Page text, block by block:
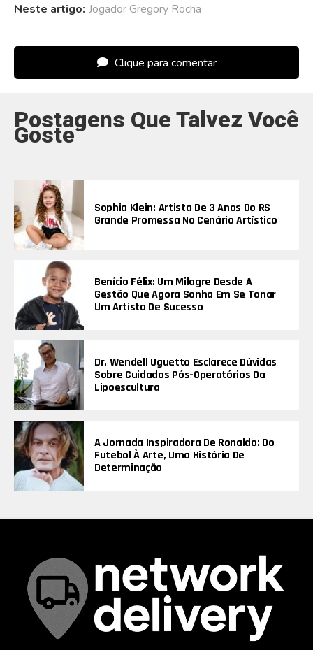
Neste artigo: Jogador Gregory Rocha
Clique para comentar
Postagens Que Talvez Você
Goste
Sophia Klein: Artista De 3 Anos Do RS
Grande Promessa No Cenário Artístico
Benício Félix: Um Milagre Desde A
Gestão Que Agora Sonha Em Se Tonar
Um Artista De Sucesso
Dr. Wendell Uguetto Esclarece Dúvidas
Sobre Cuidados Pós-Operatórios Da
Lipoescultura
A Jornada Inspiradora De Ronaldo: Do
Futebol À Arte, Uma História De
Determinação